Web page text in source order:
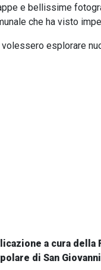
e bellissime
che ha visto
esplorare
a cura della
di San